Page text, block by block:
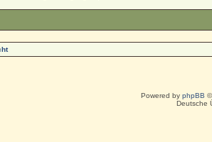
Powered by phpBB
Deutsche